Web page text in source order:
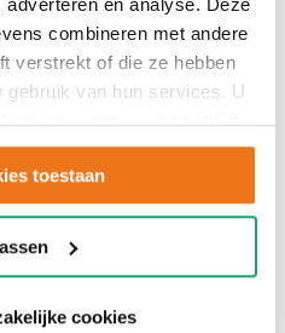
combineren met andere
verstrekt of die ze hebben
van hun services. U
als u onze website blijft
toestaan
cookies